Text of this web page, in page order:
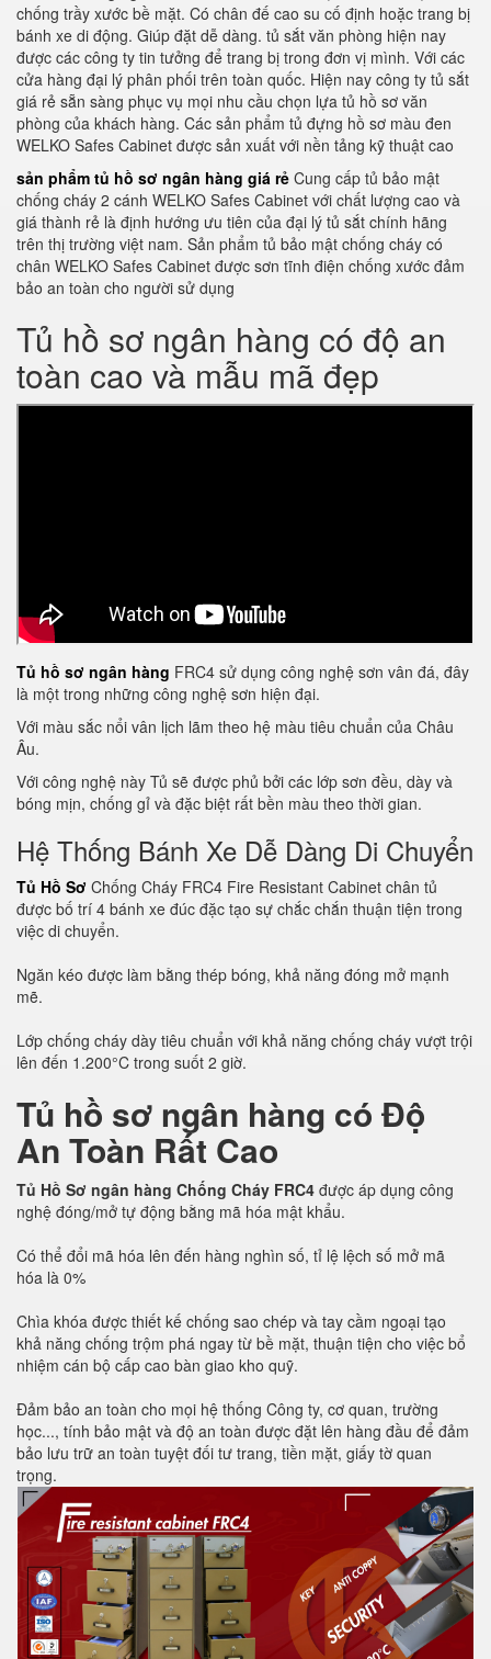
chống trầy xước bề mặt. Có chân đế cao su cố định hoặc trang bị
bánh xe di động. Giúp đặt dễ dàng. tủ sắt văn phòng hiện nay
được các công ty tin tưởng để trang bị trong đơn vị mình. Với các
cửa hàng đại lý phân phối trên toàn quốc. Hiện nay công ty tủ sắt
giá rẻ sẵn sàng phục vụ mọi nhu cầu chọn lựa tủ hồ sơ văn
phòng của khách hàng. Các sản phẩm tủ đựng hồ sơ màu đen
WELKO Safes Cabinet được sản xuất với nền tảng kỹ thuật cao
sản phẩm tủ hồ sơ ngân hàng giá rẻ Cung cấp tủ bảo mật
chống cháy 2 cánh WELKO Safes Cabinet với chất lượng cao và
giá thành rẻ là định hướng ưu tiên của đại lý tủ sắt chính hãng
trên thị trường việt nam. Sản phẩm tủ bảo mật chống cháy có
chân WELKO Safes Cabinet được sơn tĩnh điện chống xước đảm
bảo an toàn cho người sử dụng
Tủ hồ sơ ngân hàng có độ an
toàn cao và mẫu mã đẹp
Tủ hồ sơ ngân hàng FRC4 sử dụng công nghệ sơn vân đá, đây
là một trong những công nghệ sơn hiện đại.
Với màu sắc nổi vân lịch lãm theo hệ màu tiêu chuẩn của Châu
Âu.
Với công nghệ này Tủ sẽ được phủ bởi các lớp sơn đều, dày và
bóng mịn, chống gỉ và đặc biệt rất bền màu theo thời gian.
Hệ Thống Bánh Xe Dễ Dàng Di Chuyển
Tủ Hồ Sơ Chống Cháy FRC4 Fire Resistant Cabinet chân tủ
được bố trí 4 bánh xe đúc đặc tạo sự chắc chắn thuận tiện trong
việc di chuyển.
Ngăn kéo được làm bằng thép bóng, khả năng đóng mở mạnh
mẽ.
Lớp chống cháy dày tiêu chuẩn với khả năng chống cháy vượt trội
lên đến 1.200°C trong suốt 2 giờ.
Tủ hồ sơ ngân hàng có Độ
An Toàn Rất Cao
Tủ Hồ Sơ ngân hàng Chống Cháy FRC4 được áp dụng công
nghệ đóng/mở tự động bằng mã hóa mật khẩu.
Có thể đổi mã hóa lên đến hàng nghìn số, tỉ lệ lệch số mở mã
hóa là 0%
Chìa khóa được thiết kế chống sao chép và tay cầm ngoại tạo
khả năng chống trộm phá ngay từ bề mặt, thuận tiện cho việc bổ
nhiệm cán bộ cấp cao bàn giao kho quỹ.
Đảm bảo an toàn cho mọi hệ thống Công ty, cơ quan, trường
học..., tính bảo mật và độ an toàn được đặt lên hàng đầu để đảm
bảo lưu trữ an toàn tuyệt đối tư trang, tiền mặt, giấy tờ quan
trọng.